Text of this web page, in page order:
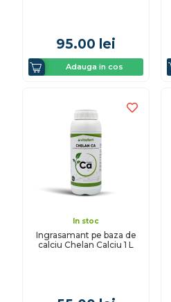
95.00 lei
Adauga in cos
In stoc
Ingrasamant pe baza de
calciu Chelan Calciu 1 L